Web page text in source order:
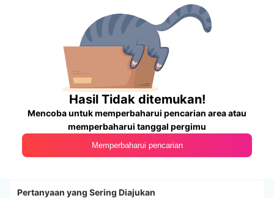
Hasil Tidak ditemukan!
Mencoba untuk memperbaharui pencarian area atau
memperbaharui tanggal pergimu
Memperbaharui pencarian
Pertanyaan yang Sering Diajukan